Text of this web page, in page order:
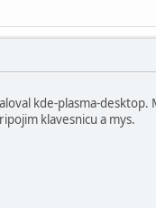
kde-plasma-
klavesnicu a mys.